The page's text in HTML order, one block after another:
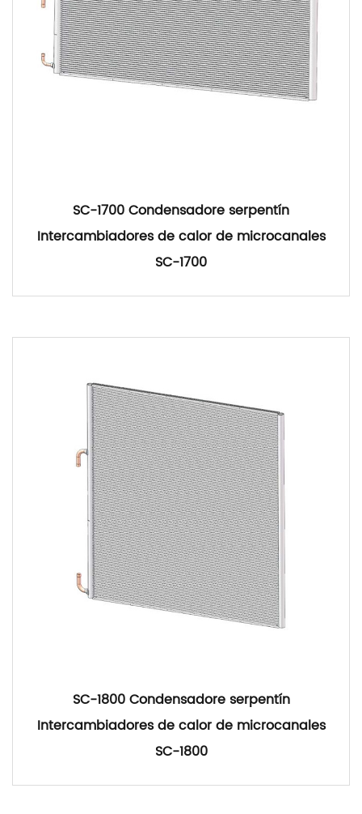
SC-1700 Condensadore serpentín
Intercambiadores de calor de microcanales
SC-1700
SC-1800 Condensadore serpentín
Intercambiadores de calor de microcanales
SC-1800